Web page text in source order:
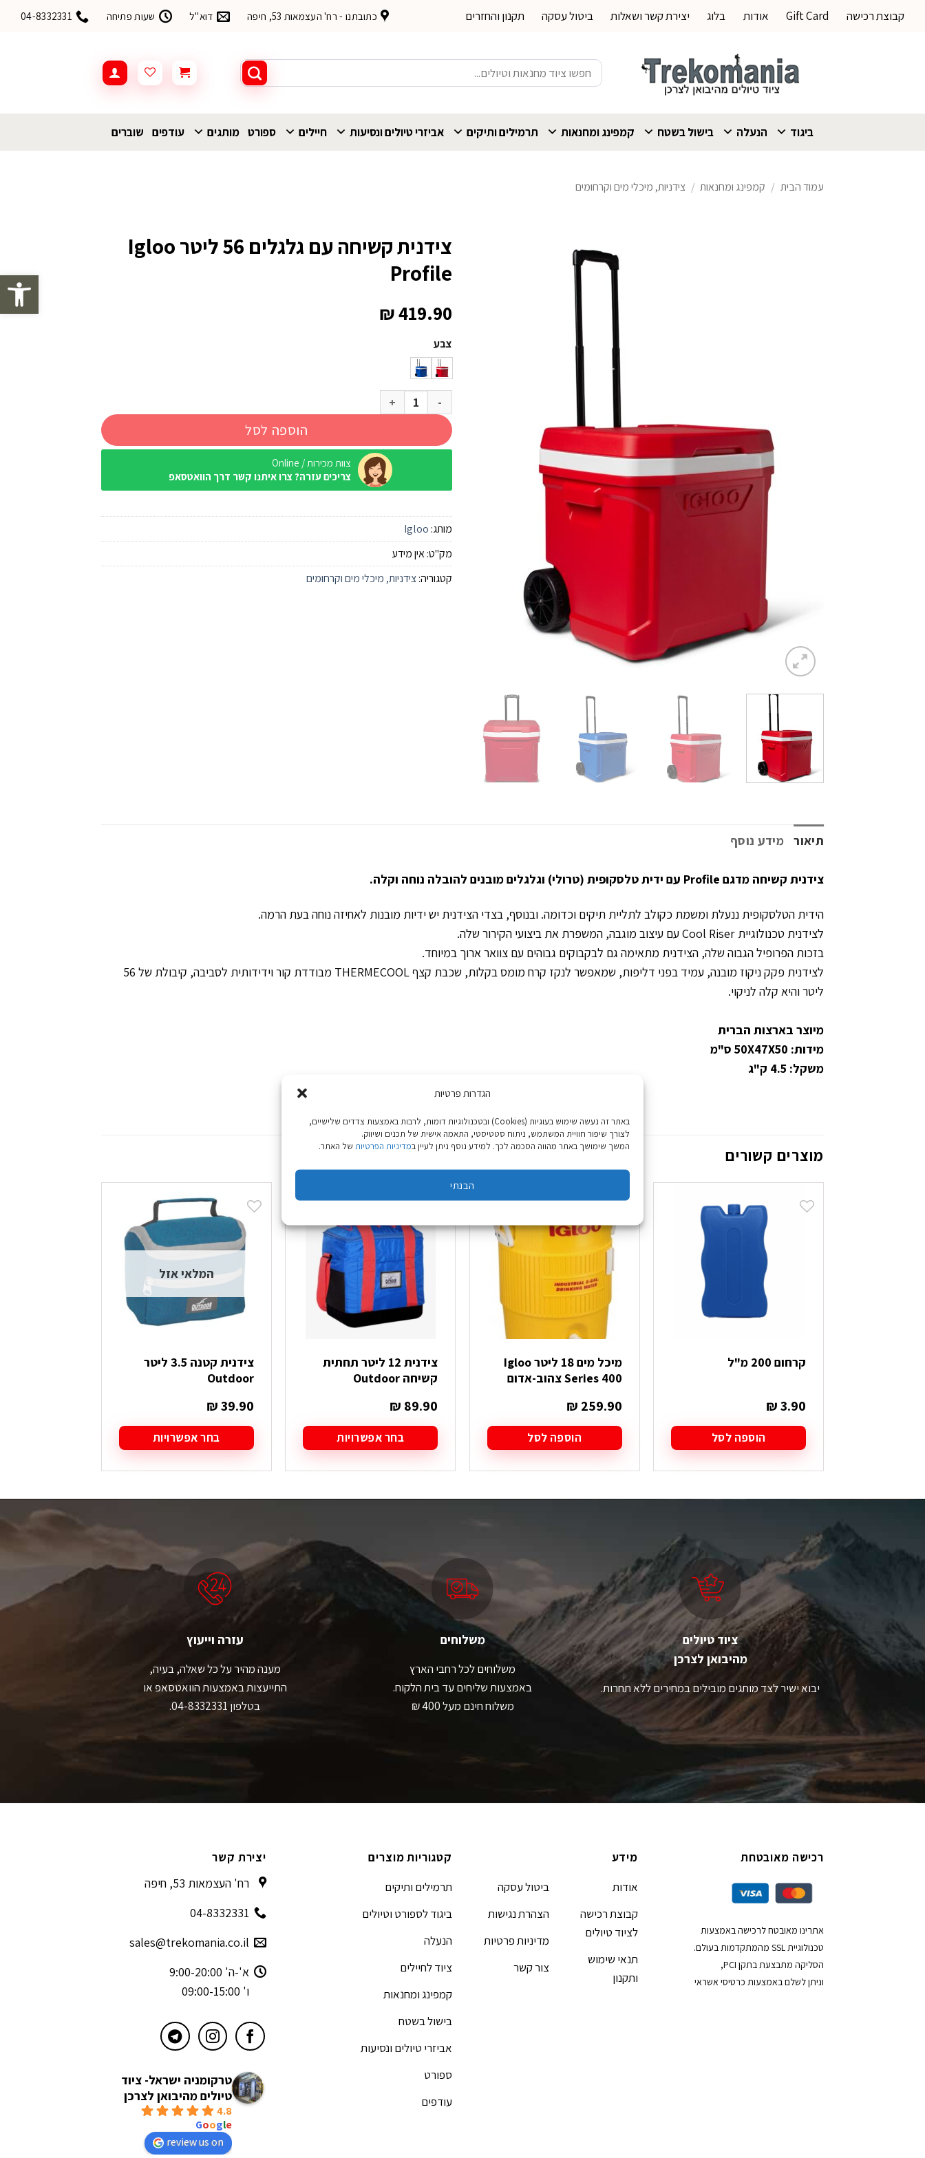
פתח
הגדרות פרטיות
באתר זה נעשה שימוש בעוגיות (Cookies) ובטכנולוגיות דומות, לרבות באמצעות צדדים שלישיים,
לצורך שיפור חוויית המשתמש, ניתוח סטטיסטי, התאמה אישית של תכנים ושיווק.
המשך שימושך באתר מהווה הסכמה לכך. למידע נוסף ניתן לעיין במדיניות הפרטיות של האתר.
הבנתי
קבוצת רכישה Gift Card אודות בלוג יצירת קשר ושאלות ביטול עסקה תקנון והחזרים כתובתנו - רח' העצמאות 53, חיפה דוא"ל שעות פתיחה 04-8332331
חיפוש
עבור:
ביגוד הנעלה בישול בשטח קמפינג ומחנאות תרמילים ותיקים אביזרי טיולים ונסיעות חיילים ספורט מותגים עודפים שוברים
עמוד הבית / קמפינג ומחנאות / צידניות, מיכלי מים וקרחומים
צידנית קשיחה עם גלגלים 56 ליטר Igloo
Profile
₪419.90
צבע
כמות של צידנית קשיחה עם גלגלים 56 ליטר Igloo Profile
הוספה לסל
צוות מכירות / Online
צריכים עזרה? צרו איתנו קשר דרך הוואטסאפ
מותג: Igloo
מק"ט:אין מידע
קטגוריה:צידניות, מיכלי מים וקרחומים
תיאור מידע נוסף
צידנית קשיחה מדגם Profile עם ידית טלסקופית (טרולי) וגלגלים מובנים להובלה נוחה וקלה.
הידית הטלסקופית ננעלת ומשמת כקולב לתליית תיקים וכדומה. ובנוסף, בצדי הצידנית יש ידיות מובנות לאחיזה נוחה בעת הרמה.
לצידנית טכנולוגיית Cool Riser עם עיצוב מוגבה, המשפרת את ביצועי הקירור שלה.
בזכות הפרופיל הגבוה שלה, הצידנית מתאימה גם לבקבוקים גבוהים עם צוואר ארוך במיוחד.
לצידנית פקק ניקוז מובנה, עמיד בפני דליפות, שמאפשר לנקז קרח מומס בקלות, שכבת קצף THERMECOOL מבודדת קור וידידותית לסביבה, קיבולת של 56
ליטר והיא קלה לניקוי.
מיוצר בארצות הברית
מידות: 50X47X50 ס"מ
משקל: 4.5 ק"ג
מוצרים קשורים
קרחום 200 מ"ל
₪3.90
הוספה לסל
מיכל מים 18 ליטר Igloo
Series 400 צהוב-אדום
₪ 259.90
הוספה לסל
צידנית 12 ליטר תחתית
קשיחה Outdoor
₪ 89.90
בחר אפשרויות
למוצר
זה
את
האפשרויות
בעמוד
המלאי אזל
צידנית קטנה 3.5 ליטר
Outdoor
₪39.90
בחר אפשרויות
למוצר
זה
ניתן
לבחור
את
האפשרויות
בעמוד
המוצר
מספר
את
האפשרויות
ציוד טיולים
מהיבואן לצרכן
יבוא ישיר לצד מותגים מובילים במחירים ללא תחרות.
משלוחים
משלוחים לכל רחבי הארץ
באמצעות שליחים עד בית הלקוח.
משלוח חינם מעל 400 ₪
עזרה וייעוץ
מענה מהיר על כל שאלה, בעיה,
התייעצות באמצעות הוואטסאפ או
בטלפון 04-8332331.
רכישה מאובטחת
אתרינו מאובטח לרכישה באמצעות
טכנולוגיית SSL מהמתקדמות בעולם.
הסליקה מתבצעת בתקן PCI,
וניתן לשלם באמצעות כרטיסי אשראי
מידע
אודות
קבוצת רכישה
לציוד טיולים
תנאי שימוש
ותקנון
ביטול עסקה
הצהרת נגישות
מדיניות פרטיות
צור קשר
קטגוריות מוצרים
תרמילים ותיקים
ביגוד לספורט וטיולים
הנעלה
ציוד לחיילים
קמפינג ומחנאות
בישול בשטח
אביזרי טיולים ונסיעות
ספורט
עודפים
יצירת קשר
רח' העצמאות 53, חיפה
04-8332331
sales@trekomania.co.il
א'-ה' 9:00-20:00
ו' 09:00-15:00
טרקומניה ישראל- ציוד
טיולים מהיבואן לצרכן
4.8
Google
review us on